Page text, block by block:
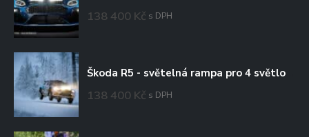
138 400 Kč s DPH
138 400 Kč s DPH